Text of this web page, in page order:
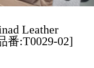
Leather
番:T0029-02]